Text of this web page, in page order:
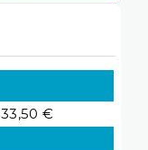
33,50 €